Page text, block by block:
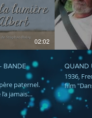
02:02
BANDE
paternel.
jamais
de la
fragments
QUAND
1936,
film
https://